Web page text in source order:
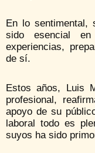
En lo sentimental,
sido esencial
experiencias,
de sí.
Estos años, Luis
profesional,
apoyo de su
laboral todo es
suyos ha sido